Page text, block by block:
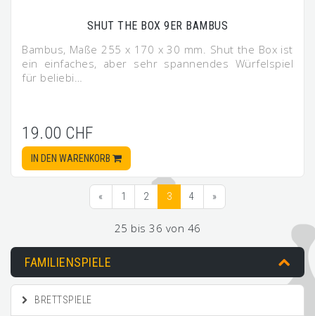
SHUT THE BOX 9ER BAMBUS
Bambus, Maße 255 x 170 x 30 mm. Shut the Box ist
ein einfaches, aber sehr spannendes Würfelspiel
für beliebi…
19.00 CHF
IN DEN WARENKORB
« 1 2 3 4 »
25 bis 36 von 46
FAMILIENSPIELE
BRETTSPIELE